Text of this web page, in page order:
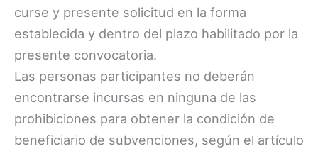
curse y presente solicitud en la forma
establecida y dentro del plazo habilitado por la
presente convocatoria.
Las personas participantes no deberán
encontrarse incursas en ninguna de las
prohibiciones para obtener la condición de
beneficiario de subvenciones, según el artículo